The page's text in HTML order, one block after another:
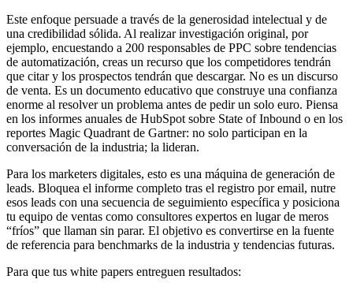
Este enfoque persuade a través de la generosidad intelectual y de
una credibilidad sólida. Al realizar investigación original, por
ejemplo, encuestando a 200 responsables de PPC sobre tendencias
de automatización, creas un recurso que los competidores tendrán
que citar y los prospectos tendrán que descargar. No es un discurso
de venta. Es un documento educativo que construye una confianza
enorme al resolver un problema antes de pedir un solo euro. Piensa
en los informes anuales de HubSpot sobre State of Inbound o en los
reportes Magic Quadrant de Gartner: no solo participan en la
conversación de la industria; la lideran.
Para los marketers digitales, esto es una máquina de generación de
leads. Bloquea el informe completo tras el registro por email, nutre
esos leads con una secuencia de seguimiento específica y posiciona
tu equipo de ventas como consultores expertos en lugar de meros
“fríos” que llaman sin parar. El objetivo es convertirse en la fuente
de referencia para benchmarks de la industria y tendencias futuras.
Para que tus white papers entreguen resultados: